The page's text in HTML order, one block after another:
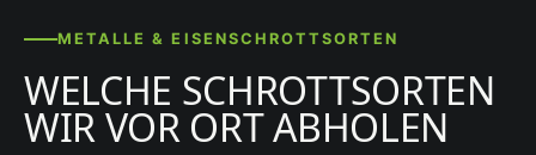
METALLE & EISENSCHROTTSORTEN
WELCHE SCHROTTSORTEN
WIR VOR ORT ABHOLEN